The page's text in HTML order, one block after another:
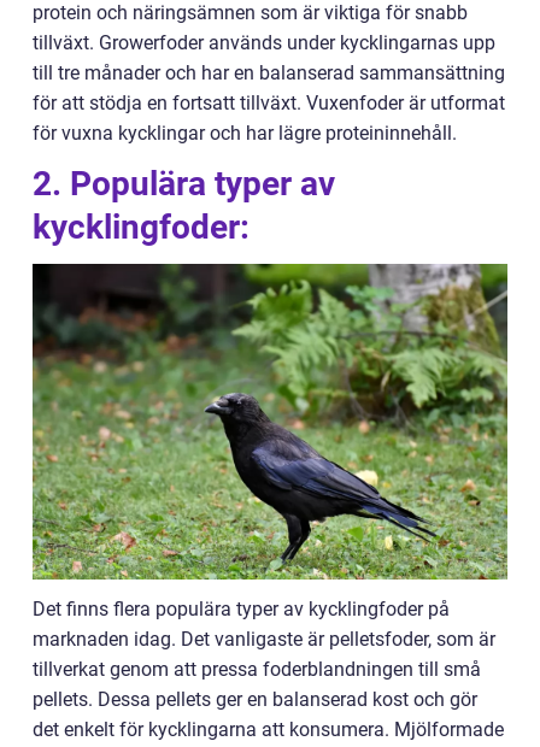
protein och näringsämnen som är viktiga för snabb
tillväxt. Growerfoder används under kycklingarnas upp
till tre månader och har en balanserad sammansättning
för att stödja en fortsatt tillväxt. Vuxenfoder är utformat
för vuxna kycklingar och har lägre proteininnehåll.
2. Populära typer av
kycklingfoder:
Det finns flera populära typer av kycklingfoder på
marknaden idag. Det vanligaste är pelletsfoder, som är
tillverkat genom att pressa foderblandningen till små
pellets. Dessa pellets ger en balanserad kost och gör
det enkelt för kycklingarna att konsumera. Mjölformade